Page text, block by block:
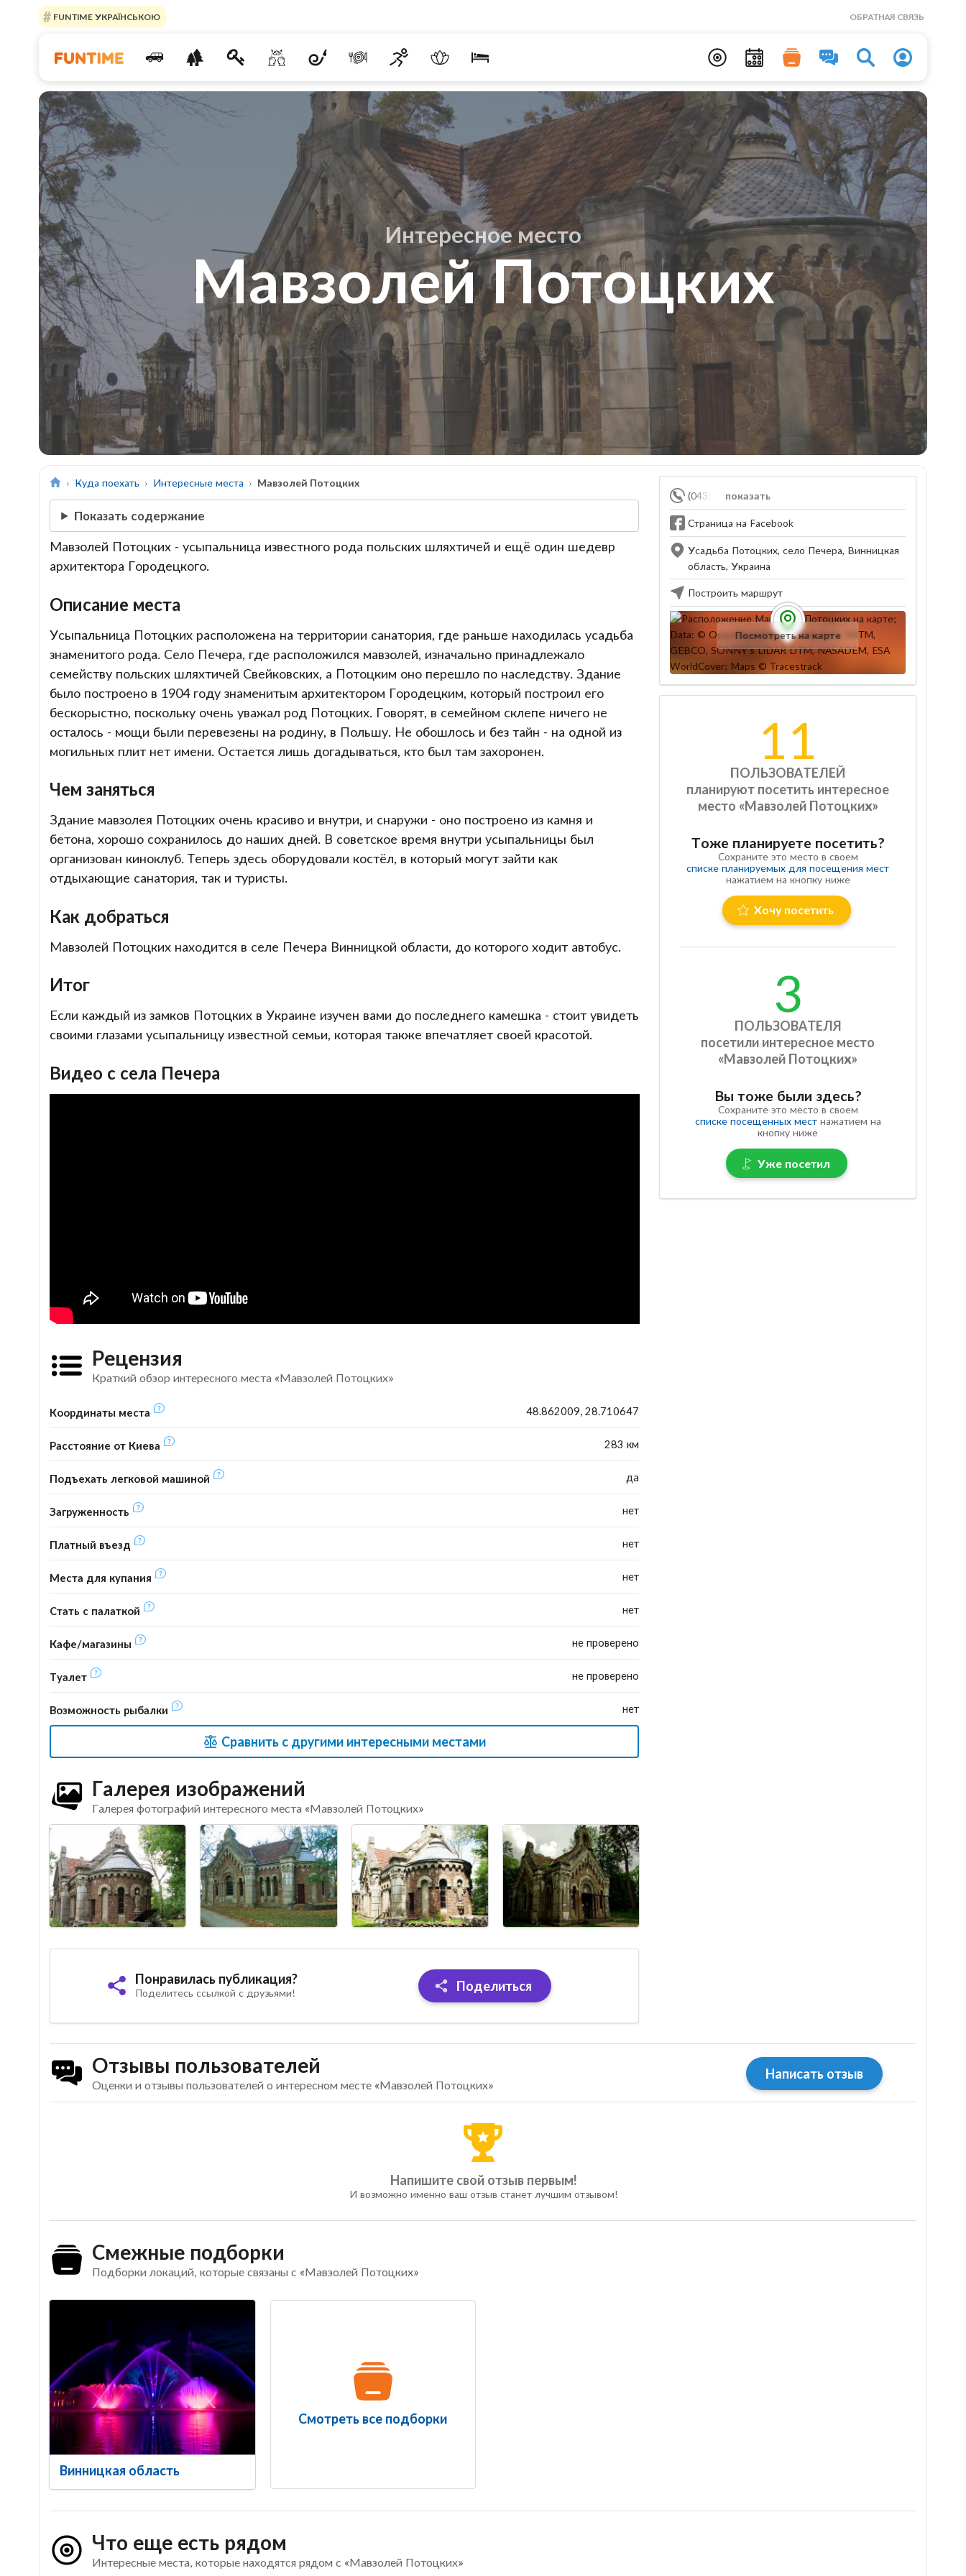
FUNTIME УКРАЇНСЬКОЮ ОБРАТНАЯ СВЯЗЬ
Интересное место
Мавзолей Потоцких
Куда поехать Интересные места Мавзолей Потоцких
Показать содержание
Мавзолей Потоцких - усыпальница известного рода польских шляхтичей и ещё один шедевр
архитектора Городецкого.
Описание места
Усыпальница Потоцких расположена на территории санатория, где раньше находилась усадьба
знаменитого рода. Село Печера, где расположился мавзолей, изначально принадлежало
семейству польских шляхтичей Свейковских, а Потоцким оно перешло по наследству. Здание
было построено в 1904 году знаменитым архитектором Городецким, который построил его
бескорыстно, поскольку очень уважал род Потоцких. Говорят, в семейном склепе ничего не
осталось - мощи были перевезены на родину, в Польшу. Не обошлось и без тайн - на одной из
могильных плит нет имени. Остается лишь догадываться, кто был там захоронен.
Чем заняться
Здание мавзолея Потоцких очень красиво и внутри, и снаружи - оно построено из камня и
бетона, хорошо сохранилось до наших дней. В советское время внутри усыпальницы был
организован киноклуб. Теперь здесь оборудовали костёл, в который могут зайти как
отдыхающие санатория, так и туристы.
Как добраться
Мавзолей Потоцких находится в селе Печера Винницкой области, до которого ходит автобус.
Итог
Если каждый из замков Потоцких в Украине изучен вами до последнего камешка - стоит увидеть
своими глазами усыпальницу известной семьи, которая также впечатляет своей красотой.
Видео с села Печера
Рецензия
Краткий обзор интересного места «Мавзолей Потоцких»
Координаты места 48.862009, 28.710647
Расстояние от Киева 283 км
Подъехать легковой машиной да
Загруженность нет
Платный въезд нет
Места для купания нет
Стать с палаткой нет
Кафе/магазины не проверено
Туалет не проверено
Возможность рыбалки нет
Сравнить с другими интересными местами
Галерея изображений
Галерея фотографий интересного места «Мавзолей Потоцких»
Понравилась публикация?
Поделитесь ссылкой с друзьями! Поделиться
показать
(043) 354-99-40
Страница на Facebook
Усадьба Потоцких, село Печера, Винницкая
область, Украина
Построить маршрут
Посмотреть на карте
11
ПОЛЬЗОВАТЕЛЕЙ
планируют посетить интересное
место «Мавзолей Потоцких»
Тоже планируете посетить?
Сохраните это место в своем
списке планируемых для посещения мест
нажатием на кнопку ниже
Хочу посетить
3
ПОЛЬЗОВАТЕЛЯ
посетили интересное место
«Мавзолей Потоцких»
Вы тоже были здесь?
Сохраните это место в своем
списке посещенных местнажатием на
кнопку ниже
Уже посетил
Отзывы пользователей
Оценки и отзывы пользователей о интересном месте «Мавзолей Потоцких»
Написать отзыв
Напишите свой отзыв первым!
И возможно именно ваш отзыв станет лучшим отзывом!
Смежные подборки
Подборки локаций, которые связаны с «Мавзолей Потоцких»
Винницкая область
Смотреть все подборки
Что еще есть рядом
Интересные места, которые находятся рядом с «Мавзолей Потоцких»